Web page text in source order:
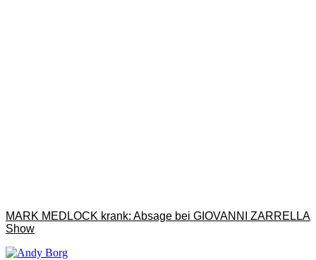
MARK MEDLOCK krank: Absage bei GIOVANNI ZARRELLA
Show